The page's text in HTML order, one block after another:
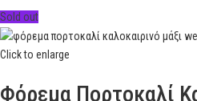
Sold out
Click to enlarge
Φόρεμα Πορτοκαλί